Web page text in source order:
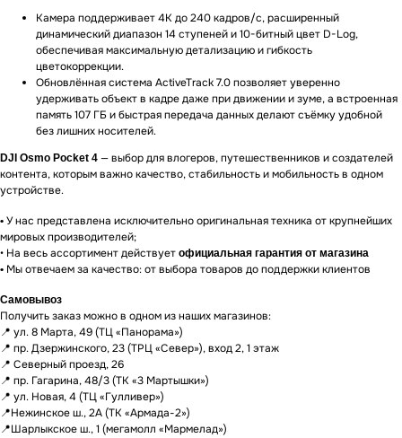
Камера поддерживает 4K до 240 кадров/с, расширенный
динамический диапазон 14 ступеней и 10-битный цвет D-Log,
обеспечивая максимальную детализацию и гибкость
цветокоррекции.
Обновлённая система ActiveTrack 7.0 позволяет уверенно
удерживать объект в кадре даже при движении и зуме, а встроенная
память 107 ГБ и быстрая передача данных делают съёмку удобной
без лишних носителей.
DJI Osmo Pocket 4 — выбор для влогеров, путешественников и создателей
контента, которым важно качество, стабильность и мобильность в одном
устройстве.
• У нас представлена исключительно оригинальная техника от крупнейших
мировых производителей;
• На весь ассортимент действует официальная гарантия от магазина
• Мы отвечаем за качество: от выбора товаров до поддержки клиентов
Самовывоз
Получить заказ можно в одном из наших магазинов:
📍 ул. 8 Марта, 49 (ТЦ «Панорама»)
📍 пр. Дзержинского, 23 (ТРЦ «Север»), вход 2, 1 этаж
📍 Северный проезд, 26
📍 пр. Гагарина, 48/3 (ТК «3 Мартышки»)
📍 ул. Новая, 4 (ТЦ «Гулливер»)
📍Нежинское ш., 2А (ТК «Армада-2»)
📍Шарлыкское ш., 1 (мегамолл «Мармелад»)
ЕСЛИ ВЫНЕ НАШЛИ
В КАТАЛОГЕТО, ЧТО
НУЖНО?